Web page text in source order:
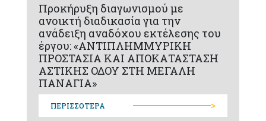
Προκήρυξη διαγωνισμού με
ανοικτή διαδικασία για την
ανάδειξη αναδόχου εκτέλεσης του
έργου: «ΑΝΤΙΠΛΗΜΜΥΡΙΚΗ
ΠΡΟΣΤΑΣΙΑ ΚΑΙ ΑΠΟΚΑΤΑΣΤΑΣΗ
ΑΣΤΙΚΗΣ ΟΔΟΥ ΣΤΗ ΜΕΓΑΛΗ
ΠΑΝΑΓΙΑ»
ΠΕΡΙΣΣΟΤΕΡΑ >